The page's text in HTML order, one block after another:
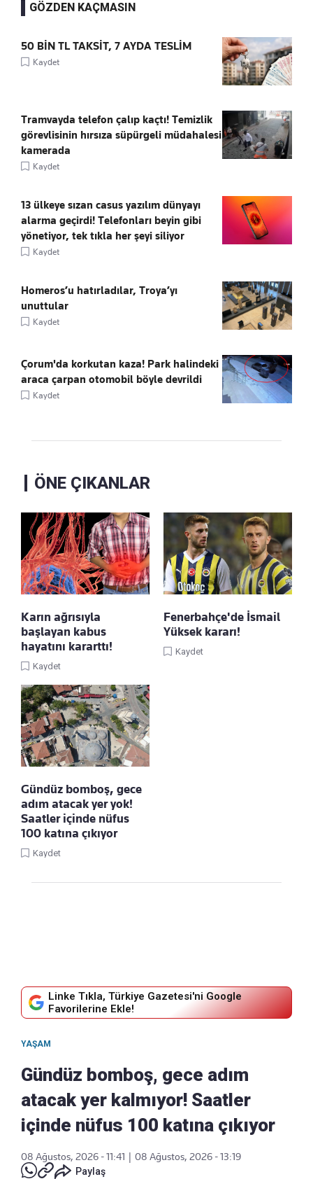
GÖZDEN KAÇMASIN
50 BİN TL TAKSİT, 7 AYDA TESLİM
Kaydet
Tramvayda telefon çalıp kaçtı! Temizlik
görevlisinin hırsıza süpürgeli müdahalesi
kamerada
Kaydet
13 ülkeye sızan casus yazılım dünyayı
alarma geçirdi! Telefonları beyin gibi
yönetiyor, tek tıkla her şeyi siliyor
Kaydet
Homeros’u hatırladılar, Troya’yı
unuttular
Kaydet
Çorum'da korkutan kaza! Park halindeki
araca çarpan otomobil böyle devrildi
Kaydet
ÖNE ÇIKANLAR
Karın ağrısıyla
başlayan kabus
hayatını kararttı!
Kaydet
Fenerbahçe'de İsmail
Yüksek kararı!
Kaydet
Gündüz bomboş, gece
adım atacak yer yok!
Saatler içinde nüfus
100 katına çıkıyor
Kaydet
Linke Tıkla, Türkiye Gazetesi'ni Google
Favorilerine Ekle!
YAŞAM
Gündüz bomboş, gece adım
atacak yer kalmıyor! Saatler
içinde nüfus 100 katına çıkıyor
08 Ağustos, 2026 - 11:41
08 Ağustos, 2026 - 13:19
Paylaş